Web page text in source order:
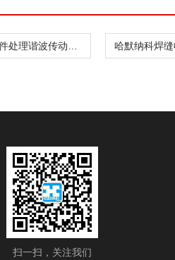
扫一扫，关注我们